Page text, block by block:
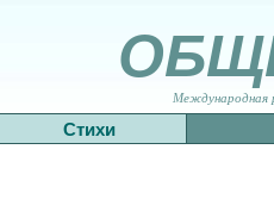
Международная
Стихи